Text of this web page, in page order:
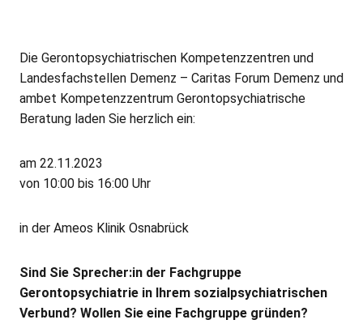
Die Gerontopsychiatrischen Kompetenzzentren und
Landesfachstellen Demenz – Caritas Forum Demenz und
ambet Kompetenzzentrum Gerontopsychiatrische
Beratung laden Sie herzlich ein:
am 22.11.2023
von 10:00 bis 16:00 Uhr
in der Ameos Klinik Osnabrück
Sind Sie Sprecher:in der Fachgruppe
Gerontopsychiatrie in Ihrem sozialpsychiatrischen
Verbund? Wollen Sie eine Fachgruppe gründen?